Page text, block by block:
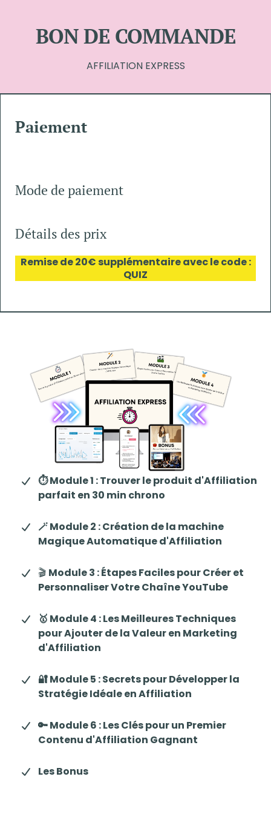
BON DE COMMANDE
AFFILIATION EXPRESS
Paiement
Mode de paiement
Détails des prix
Remise de 20€ supplémentaire avec le code :
QUIZ
⏱️ Module 1 : Trouver le produit d'Affiliation
parfait en 30 min chrono
🪄 Module 2 : Création de la machine
Magique Automatique d'Affiliation
🎬 Module 3 : Étapes Faciles pour Créer et
Personnaliser Votre Chaîne YouTube
🥇 Module 4 : Les Meilleures Techniques
pour Ajouter de la Valeur en Marketing
d'Affiliation
🔐 Module 5 : Secrets pour Développer la
Stratégie Idéale en Affiliation
🔑 Module 6 : Les Clés pour un Premier
Contenu d'Affiliation Gagnant
Les Bonus